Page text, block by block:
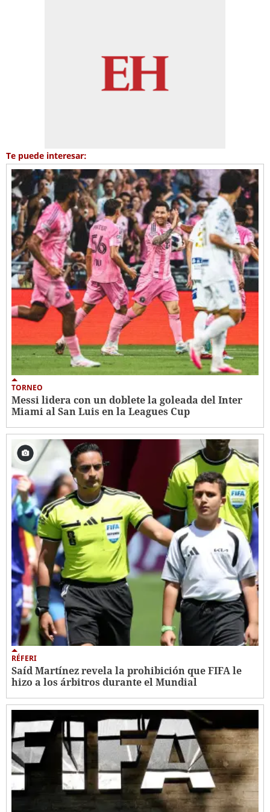
Te puede interesar:
TORNEO
Messi lidera con un doblete la goleada del Inter
Miami al San Luis en la Leagues Cup
RÉFERI
Saíd Martínez revela la prohibición que FIFA le
hizo a los árbitros durante el Mundial